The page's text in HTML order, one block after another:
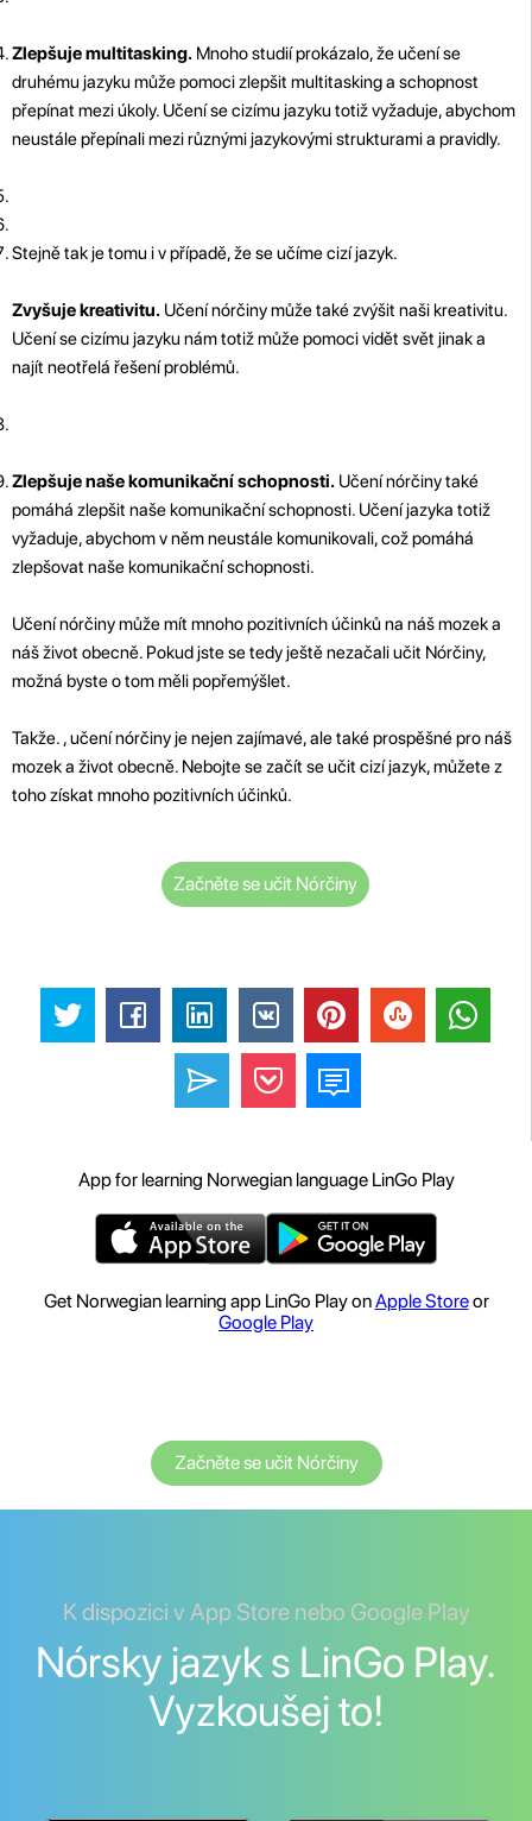
Zlepšuje multitasking. Mnoho studií prokázalo, že učení se
druhému jazyku může pomoci zlepšit multitasking a schopnost
přepínat mezi úkoly. Učení se cizímu jazyku totiž vyžaduje, abychom
neustále přepínali mezi různými jazykovými strukturami a pravidly.
Stejně tak je tomu i v případě, že se učíme cizí jazyk.
Zvyšuje kreativitu. Učení nórčiny může také zvýšit naši kreativitu.
Učení se cizímu jazyku nám totiž může pomoci vidět svět jinak a
najít neotřelá řešení problémů.
Zlepšuje naše komunikační schopnosti. Učení nórčiny také
pomáhá zlepšit naše komunikační schopnosti. Učení jazyka totiž
vyžaduje, abychom v něm neustále komunikovali, což pomáhá
zlepšovat naše komunikační schopnosti.
Učení nórčiny může mít mnoho pozitivních účinků na náš mozek a
náš život obecně. Pokud jste se tedy ještě nezačali učit Nórčiny,
možná byste o tom měli popřemýšlet.
Takže. , učení nórčiny je nejen zajímavé, ale také prospěšné pro náš
mozek a život obecně. Nebojte se začít se učit cizí jazyk, můžete z
toho získat mnoho pozitivních účinků.
Začněte se učit Nórčiny
App for learning Norwegian language LinGo Play
Get Norwegian learning app LinGo Play onApple Storeor
Google Play
Začněte se učit Nórčiny
K dispozici v App Store nebo Google Play
Nórsky jazyk s LinGo Play.
Vyzkoušej to!